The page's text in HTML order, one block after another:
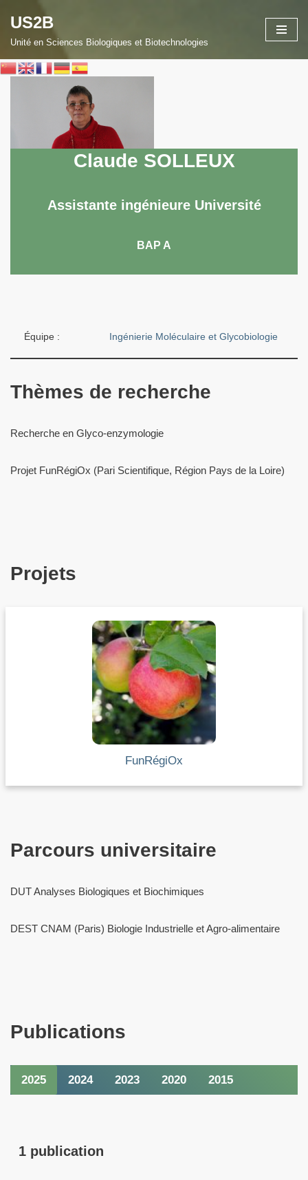
Aller
contenu
US2B
Unité en Sciences Biologiques et Biotechnologies
Claude SOLLEUX
Assistante ingénieure Université
BAP A
Équipe : Ingénierie Moléculaire et Glycobiologie
Thèmes de recherche
Recherche en Glyco-enzymologie
Projet FunRégiOx (Pari Scientifique, Région Pays de la Loire)
Projets
FunRégiOx
Parcours universitaire
DUT Analyses Biologiques et Biochimiques
DEST CNAM (Paris) Biologie Industrielle et Agro-alimentaire
Publications
2025 2024 2023 2020 2015
1 publication